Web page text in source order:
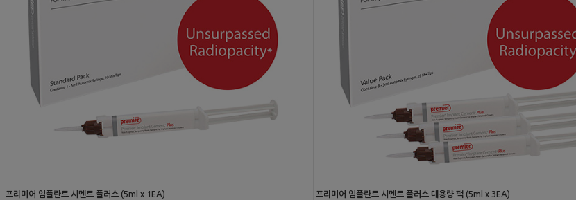
프리미어 임플란트 시멘트 플러스 (5ml x 1EA) 프리미어 임플란트 시멘트 플러스 대용량 팩 (5ml x 3EA)